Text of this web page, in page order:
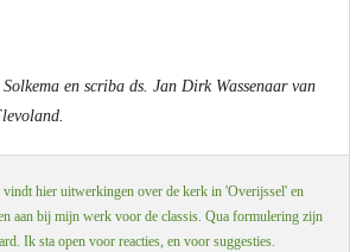
en scriba ds. Jan Dirk Wassenaar van
hier uitwerkingen over de kerk in 'Overijssel' en
aan bij mijn werk voor de classis. Qua formulering zijn
Ik sta open voor reacties, en voor suggesties.